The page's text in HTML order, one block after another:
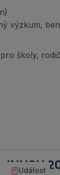
výzkum,
školy,
Událost
INHSU